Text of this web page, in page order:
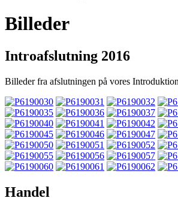
Billeder
Introafslutning 2016
Billeder fra afslutningen på vores
Handel